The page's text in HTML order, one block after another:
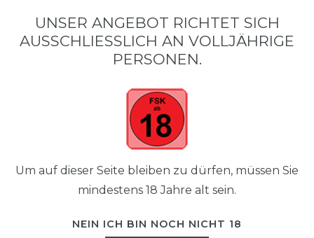
0
0,00 EUR
UNSER ANGEBOT RICHTET SICH
AUSSCHLIESSLICH AN VOLLJÄHRIGE P
ERSONEN.
Um auf dieser Seite bleiben zu dürfen, müssen Sie
mindestens 18 Jahre alt sein.
NEIN ICH BIN NOCH NICHT 18